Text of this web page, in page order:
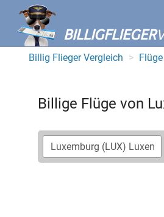
BILLIGFLIEGER
Billig Flieger Vergleich Flüge
Billige Flüge von